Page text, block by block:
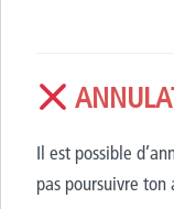
Il est possible
pas poursuivre ton